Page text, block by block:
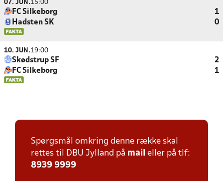
07. JUN.15:00
FC Silkeborg
1
Hadsten SK
0
10. JUN.19:00
Skødstrup SF
2
FC Silkeborg
1
Spørgsmål omkring denne række skal
rettes til DBU Jylland på mail eller på tlf:
8939 9999